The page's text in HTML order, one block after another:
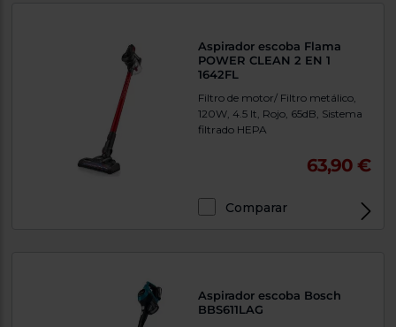
Aspirador escoba Flama
POWER CLEAN 2 EN 1
1642FL
Filtro de motor/ Filtro metálico,
120W, 4.5 lt, Rojo, 65dB, Sistema
filtrado HEPA
63,90 €
Comparar
Aspirador escoba Bosch
BBS611LAG